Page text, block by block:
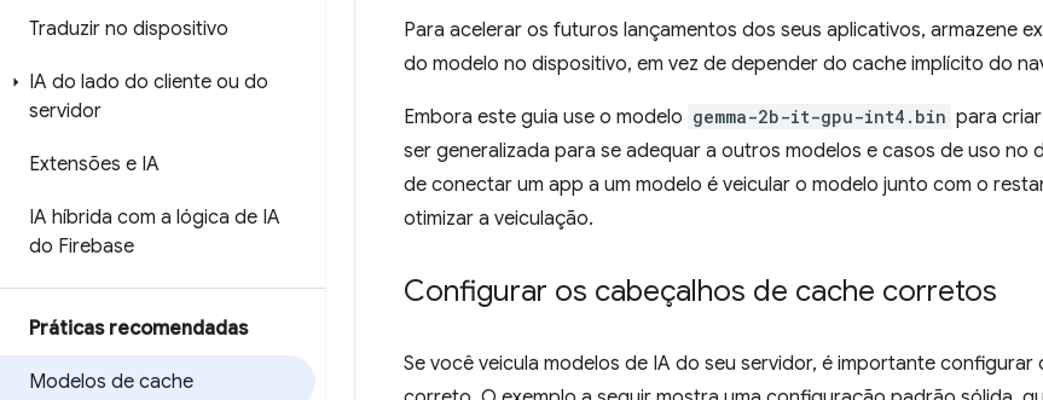
Traduzir no dispositivo
IA do lado do cliente ou do
servidor
Extensões e IA
IA híbrida com a lógica de IA
do Firebase
Práticas recomendadas
Modelos de cache
Para acelerar os futuros lançamentos dos seus aplicativos, armazene
do modelo no dispositivo, em vez de depender do cache implícito do
Embora este guia use o modelo gemma-2b-it-gpu-int4.bin para
ser generalizada para se adequar a outros modelos e casos de uso no
de conectar um app a um modelo é veicular o modelo junto com o
otimizar a veiculação.
Configurar os cabeçalhos de cache corretos
Se você veicula modelos de IA do seu servidor, é importante configurar